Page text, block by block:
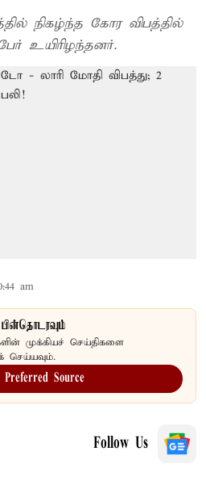
நிகழ்ந்த கோர விபத்தில்
உயிரிழந்தனர்.
am
முக்கியச் செய்திகளை
செய்யவும்.
Preferred Source
Follow Us